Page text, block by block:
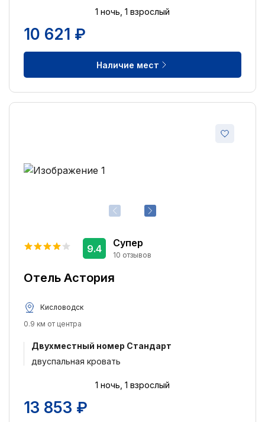
1 ночь, 1 взрослый
10 621 ₽
Наличие мест
Отель Астория
Супер
10 отзывов
9.4
Кисловодск
0.9 км от центра
Двухместный номер Стандарт
двуспальная кровать
1 ночь, 1 взрослый
13 853 ₽
Сувенирный магазин
Ускоренная регистрация заезда
Бассейн с подогревом
4